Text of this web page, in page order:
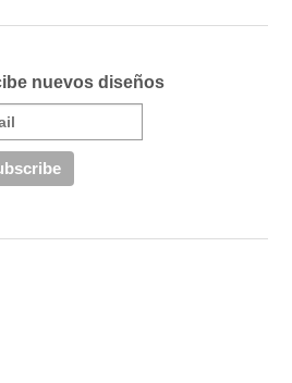
nuevos diseños